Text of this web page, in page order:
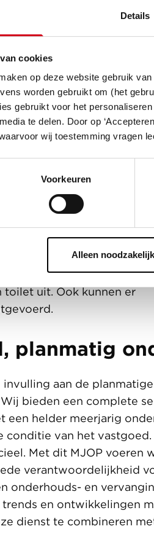
Details
cookies
op deze website gebruik
worden gebruikt om (het
gebruikt voor het
te delen. Door op
wij toestemming vragen
Voorkeuren
Alleen
voeren wij het
komen uit de
optimaal en bouwen
Wonen hebben wij
een woning een
een nieuwe huurder de
dat de woning weer
voeren we ook in
toilet uit. Ook kunnen er
planmatig
aan de planmatige
bieden een complete
een helder meerjarig
van het
Met dit MJOP voeren
verantwoordelijkheid
onderhouds- en
en ontwikkelingen
dienst te combineren